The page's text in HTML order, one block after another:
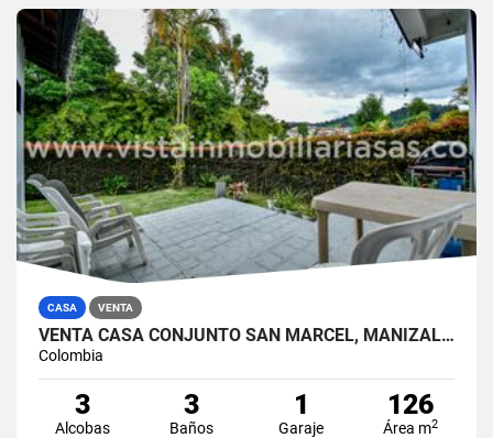
CASA VENTA
VENTA CASA CONJUNTO SAN MARCEL, MANIZALES
Colombia
3
Alcobas
3
Baños
1
Garaje
126
Área m2